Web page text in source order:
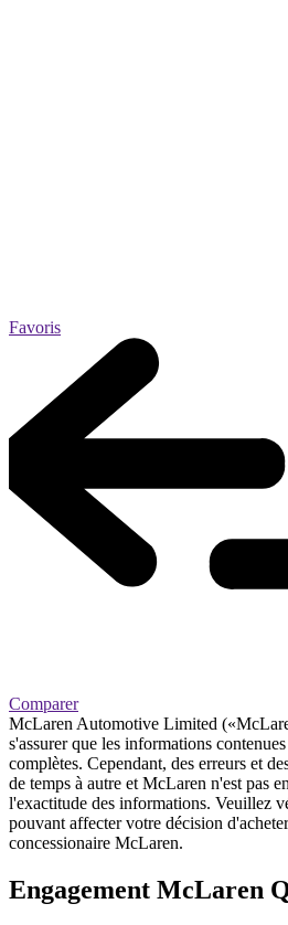
Favoris
Comparer
McLaren Automotive Limited
s'assurer que les informations
complètes. Cependant, des erreurs et
de temps à autre et McLaren n'est pas
l'exactitude des informations. Veuillez
pouvant affecter votre décision
concessionaire McLaren.
Engagement McLaren